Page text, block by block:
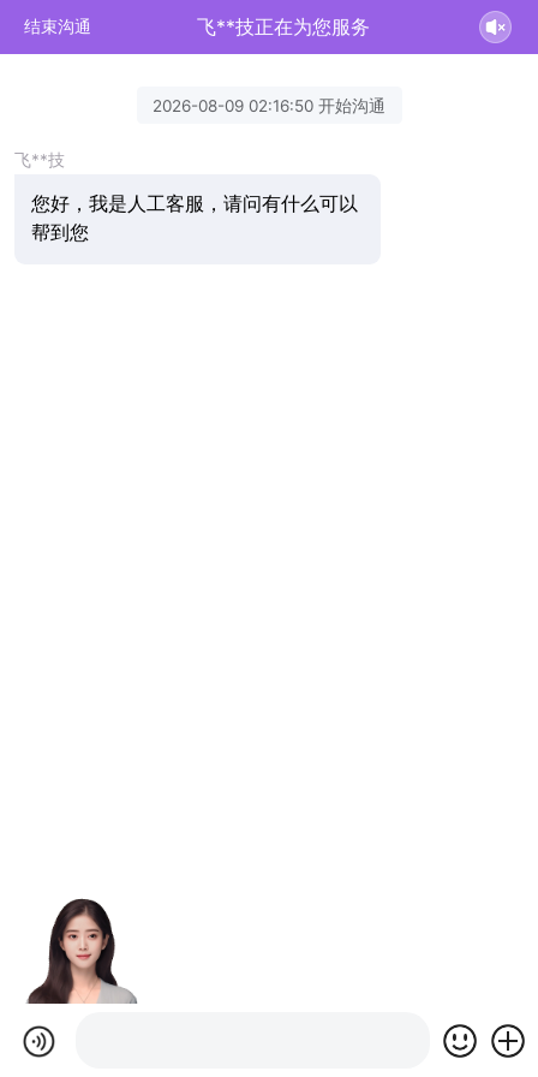
结束沟通 飞**技正在为您服务
2026-08-09 02:16:50 开始沟通
飞**技
您好，我是人工客服，请问有什么可以
帮到您